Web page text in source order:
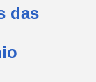
das